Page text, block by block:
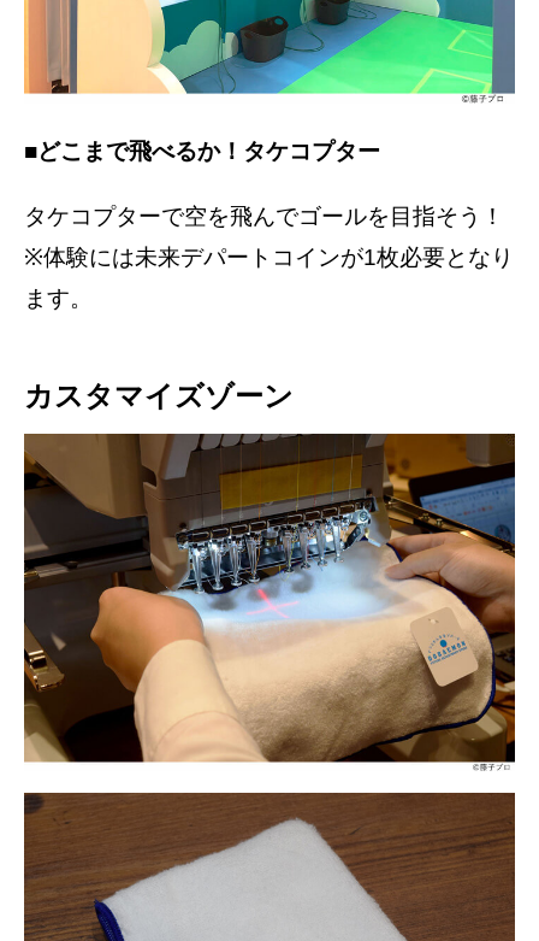
■どこまで飛べるか！タケコプター
タケコプターで空を飛んでゴールを目指そう！
※体験には未来デパートコインが1枚必要となり
ます。
カスタマイズゾーン